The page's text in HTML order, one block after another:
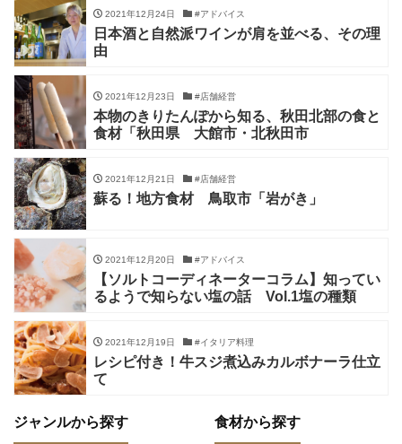
2021年12月24日 #アドバイス
日本酒と自然派ワインが肩を並べる、その理
由
2021年12月23日 #店舗経営
本物のきりたんぽから知る、秋田北部の食と
食材「秋田県 大館市・北秋田市
2021年12月21日 #店舗経営
蘇る！地方食材 鳥取市「岩がき」
2021年12月20日 #アドバイス
【ソルトコーディネーターコラム】知ってい
るようで知らない塩の話 Vol.1塩の種類
2021年12月19日 #イタリア料理
レシピ付き！牛スジ煮込みカルボナーラ仕立
て
ジャンルから探す 食材から探す